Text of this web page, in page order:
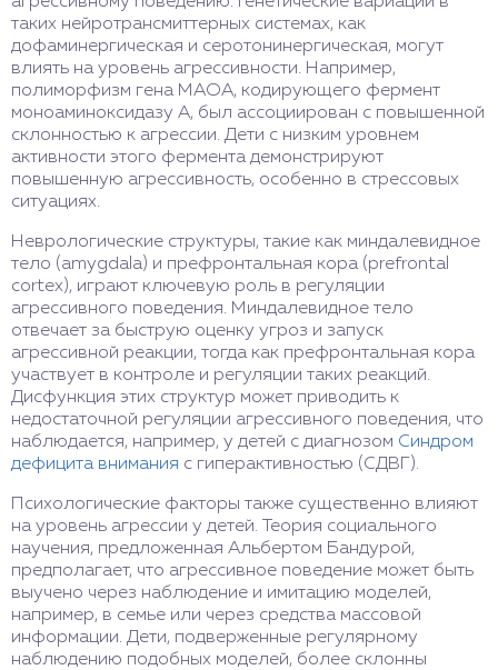
таких нейротрансмиттерных системах, как
дофаминергическая и серотонинергическая, могут
влиять на уровень агрессивности. Например,
полиморфизм гена MAOA, кодирующего фермент
моноаминоксидазу А, был ассоциирован с повышенной
склонностью к агрессии. Дети с низким уровнем
активности этого фермента демонстрируют
повышенную агрессивность, особенно в стрессовых
ситуациях.
Неврологические структуры, такие как миндалевидное
тело (amygdala) и префронтальная кора (prefrontal
cortex), играют ключевую роль в регуляции
агрессивного поведения. Миндалевидное тело
отвечает за быструю оценку угроз и запуск
агрессивной реакции, тогда как префронтальная кора
участвует в контроле и регуляции таких реакций.
Дисфункция этих структур может приводить к
недостаточной регуляции агрессивного поведения, что
наблюдается, например, у детей с диагнозом Синдром
дефицита внимания с гиперактивностью (СДВГ).
Психологические факторы также существенно влияют
на уровень агрессии у детей. Теория социального
научения, предложенная Альбертом Бандурой,
предполагает, что агрессивное поведение может быть
выучено через наблюдение и имитацию моделей,
например, в семье или через средства массовой
информации. Дети, подверженные регулярному
наблюдению подобных моделей, более склонны